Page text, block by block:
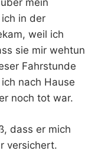
mein
in der
weil ich
sie mir wehtun
Fahrstunde
nach Hause
noch tot war.
dass er mich
versichert.